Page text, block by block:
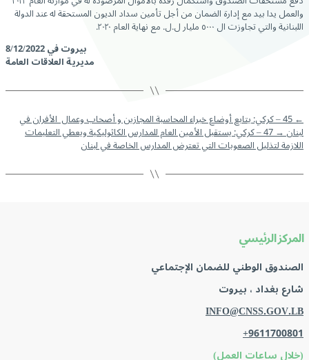
والعمل يدا بيد مع إدارة الضمان من أجل تأمين سداد الديون المستحقة له عند الدولة
اللبنانية والتي تجاوزت ال ٥٠٠٠ مليار ل.ل. مع نهاية العام ٢٠٢٠.
بيروت في 8/12/2022
مديرية العلاقات العامة
← 45 – كركي: يتابع أوضاع خبراء المحاسبة المجازين و أصحاب وعمال الأفران في
لبنان→ 47 – كركي: يستقبل الأمين العام للمدارس الكاثوليكية ويعطي التعليمات
اللازمة لتذليل الصعوبات التي تعترض المدارس الخاصة في لبنان
المركز الرئيسي
الصندوق الوطني للضمان الإجتماعي
شارع بغداد ، بيروت
INFO@CNSS.GOV.LB
+9611700801
(خلال ساعات العمل)